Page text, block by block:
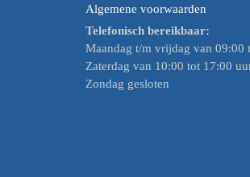
Algemene voorwaarden
Telefonisch bereikbaar:
Maandag t/m vrijdag van 09:00
Zaterdag van 10:00 tot 17:00
Zondag gesloten